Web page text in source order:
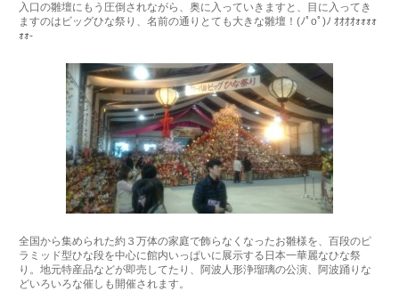
入口の雛壇にもう圧倒されながら、奥に入っていきますと、目に入ってき
ますのはビッグひな祭り、名前の通りとても大きな雛壇！(ﾉﾟοﾟ)ﾉ ｵｵｵｵｫｫｫｫ
ｫｫ-
全国から集められた約３万体の家庭で飾らなくなったお雛様を、百段のピ
ラミッド型ひな段を中心に館内いっぱいに展示する日本一華麗なひな祭
り。地元特産品などが即売してたり、阿波人形浄瑠璃の公演、阿波踊りな
どいろいろな催しも開催されます。